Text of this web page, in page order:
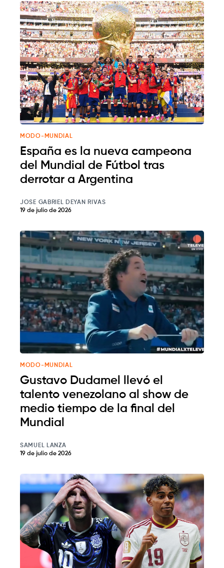
MODO-MUNDIAL
España es la nueva campeona
del Mundial de Fútbol tras
derrotar a Argentina
JOSE GABRIEL DEYAN RIVAS
19 de julio de 2026
MODO-MUNDIAL
Gustavo Dudamel llevó el
talento venezolano al show de
medio tiempo de la final del
Mundial
SAMUEL LANZA
19 de julio de 2026